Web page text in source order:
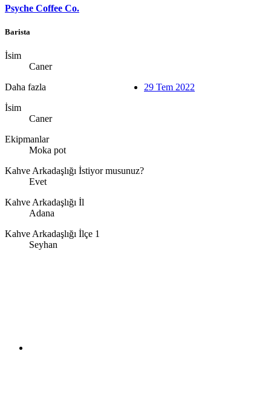
Psyche Coffee Co.
Barista
İsim
Caner
Daha fazla
İsim
Caner
Ekipmanlar
Moka pot
Kahve Arkadaşlığı İstiyor musunuz?
Evet
Kahve Arkadaşlığı İl
Adana
Kahve Arkadaşlığı İlçe 1
Seyhan
29 Tem 2022